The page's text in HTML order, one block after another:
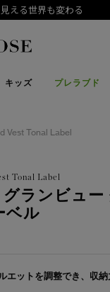
える世界も変わる
Canada Goose
キッズ プレラブド
Vest Tonal Label
Tonal Label
グランビュ
ベル
エットを調整でき、収